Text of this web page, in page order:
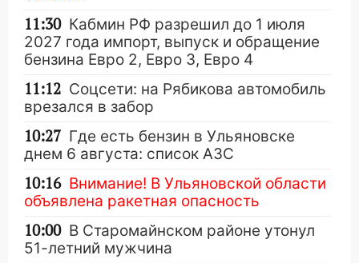
11:30 Кабмин РФ разрешил до 1 июля
2027 года импорт, выпуск и обращение
бензина Евро 2, Евро 3, Евро 4
11:12 Соцсети: на Рябикова автомобиль
врезался в забор
10:27 Где есть бензин в Ульяновске
днем 6 августа: список АЗС
10:16 Внимание! В Ульяновской области
объявлена ракетная опасность
10:00 В Старомайнском районе утонул
51-летний мужчина